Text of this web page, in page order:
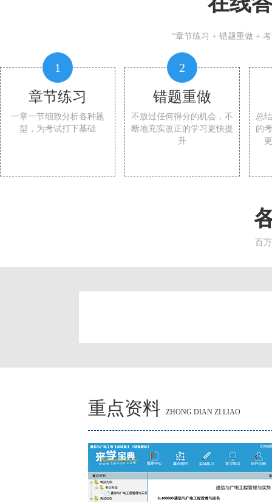
“章节练习 + 错题重做 +
1
章节练习
一章一节细致分析各种题
型，为考试打下基础
2
错题重做
不放过任何得分的机会，不
断地充实改正的学习更快提
升
总
的
百
重点资料 ZHONG DIAN ZI LIAO